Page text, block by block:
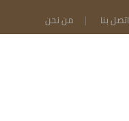
اتصل بنا من نحن